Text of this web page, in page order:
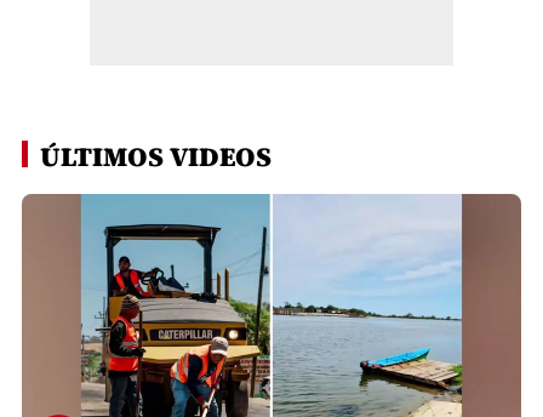
ÚLTIMOS VIDEOS